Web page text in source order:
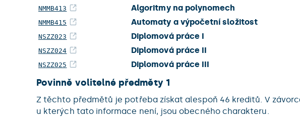
NMMB413 Algoritmy na polynomech
NMMB415 Automaty a výpočetní složitost
NSZZ023 Diplomová práce I
NSZZ024 Diplomová práce II
NSZZ025 Diplomová práce III
Povinně volitelné předměty 1
Z těchto předmětů je potřeba získat alespoň 46 kreditů. V
u kterých tato informace není, jsou obecného charakteru.